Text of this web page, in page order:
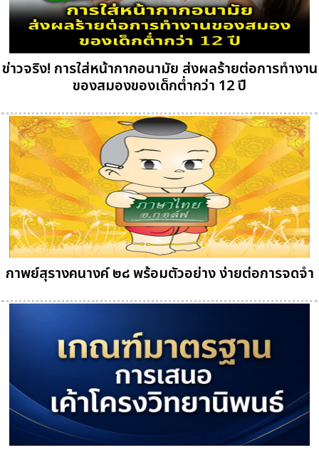
ข่าวจริง! การใส่หน้ากากอนามัย ส่งผลร้ายต่อการทำงาน
ของสมองของเด็กต่ำกว่า 12 ปี
กาพย์สุรางคนางค์ ๒๘ พร้อมตัวอย่าง ง่ายต่อการจดจำ